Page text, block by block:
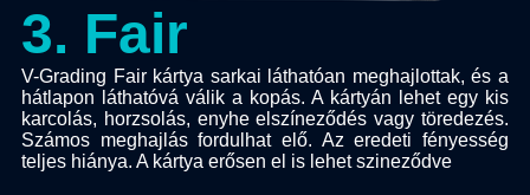
3. Fair
V-Grading Fair kártya sarkai láthatóan meghajlottak, és a
hátlapon láthatóvá válik a kopás. A kártyán lehet egy kis
karcolás, horzsolás, enyhe elszíneződés vagy töredezés.
Számos meghajlás fordulhat elő. Az eredeti fényesség
teljes hiánya. A kártya erősen el is lehet szineződve